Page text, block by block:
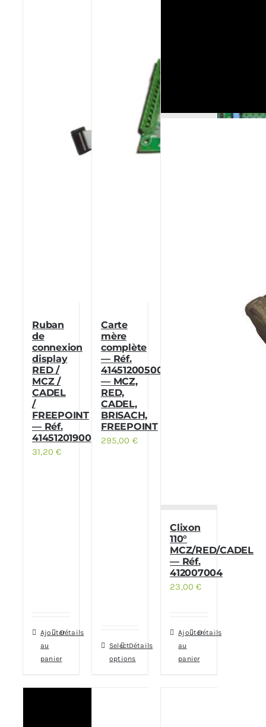
Ruban
de
connexion
display
RED /
MCZ /
CADEL
/
FREEPOINT
— Réf.
41451201900
31,20€
Ajouter
au
panier
Détails
Carte
mère
complète
— Réf.
41451200500
— MCZ,
RED,
CADEL,
BRISACH,
FREEPOINT
295,00 €
Select
options
Détails
Clixon
110°
MCZ/RED/CADEL
— Réf.
412007004
23,00€
Ajouter
au
panier
Détails